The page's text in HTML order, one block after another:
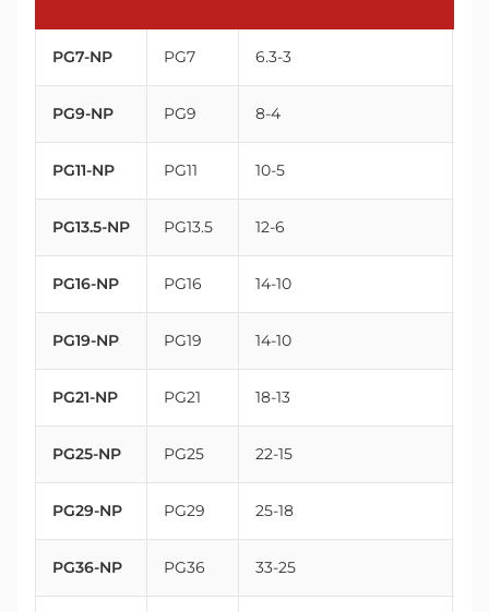
PG7-NP PG7 6.3-3
PG9-NP PG9 8-4
PG11-NP PG11 10-5
PG13.5-NP PG13.5 12-6
PG16-NP PG16 14-10
PG19-NP PG19 14-10
PG21-NP PG21 18-13
PG25-NP PG25 22-15
PG29-NP PG29 25-18
PG36-NP PG36 33-25